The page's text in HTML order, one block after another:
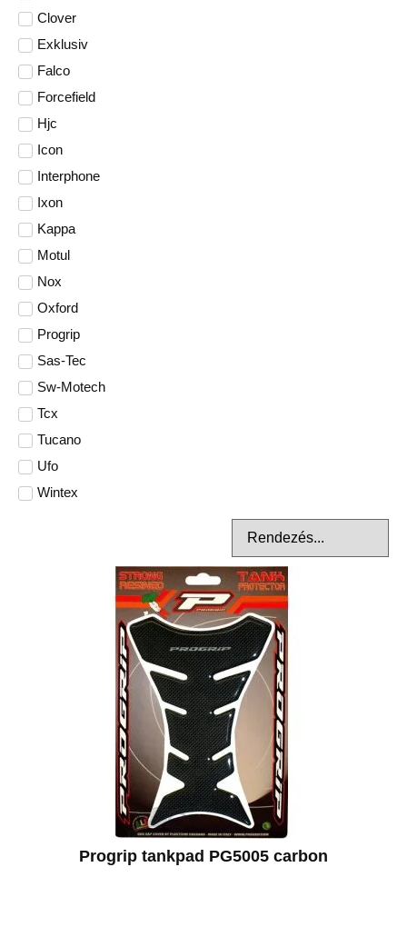
Clover
Exklusiv
Falco
Forcefield
Hjc
Icon
Interphone
Ixon
Kappa
Motul
Nox
Oxford
Progrip
Sas-Tec
Sw-Motech
Tcx
Tucano
Ufo
Wintex
Progrip tankpad PG5005 carbon